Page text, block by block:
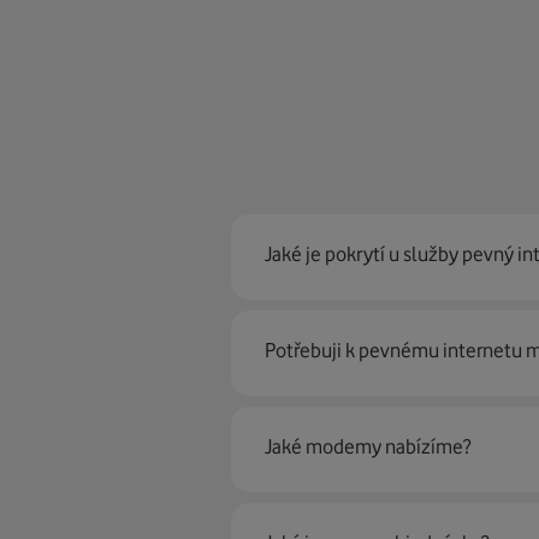
Jaké je pokrytí u služby pevný
Pevný internet můžeme
Potřebuji k pevnému internetu
Ano, potřebujete. Rádi vám ho
poradí naši proškolení prodejci
Jaké modemy nabízíme?